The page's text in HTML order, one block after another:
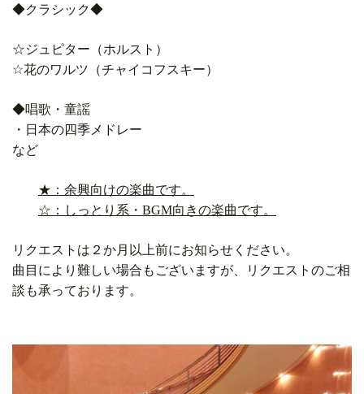
◆クラシック◆
☆ジュピター（ホルスト）
☆花のワルツ（チャイコフスキー）
◆唱歌・童謡
・日本の四季メドレー
など
★：余興向けの楽曲です。
☆：しっとり系・BGM向きの楽曲です。
リクエストは２か月以上前にお知らせください。
曲目により難しい場合もございますが、リクエストのご相
談も承っております。